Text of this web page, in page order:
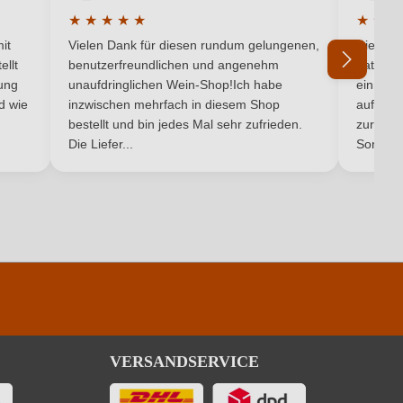
Käse, Rotes Fleisch
Cabernet Franc
Rot
Ich habe mein Passwort vergessen
von 5 Sternen
wie
★ ★ ★ ★ ★
Durchschnittliche Bewertung von 5 von 5 Sternen
Vielen Dank für diesen rundum gelungenen,
benutzerfreundlichen und angenehm
unaufdringlichen Wein-Shop!Ich habe
inzwischen mehrfach in diesem Shop
bestellt und bin jedes Mal sehr zufrieden.
Die Liefer...
★ ★
Die
hat
einmal
auf
zurück
Son...
VERSANDSERVICE